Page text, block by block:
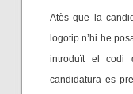
Atès que la
logotip n’hi he
introduït el codi
candidatura es